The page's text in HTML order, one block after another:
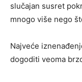
slučajan susret
mnogo više nego
Najveće
dogoditi veoma